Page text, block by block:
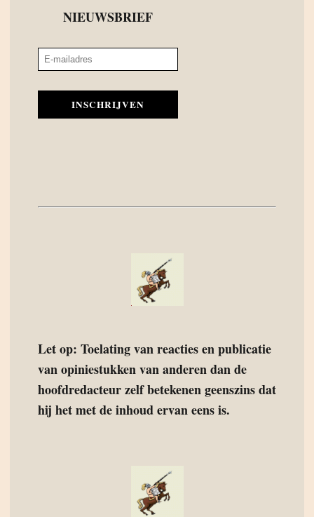
NIEUWSBRIEF
INSCHRIJVEN
Let op: Toelating van reacties en publicatie
van opiniestukken van anderen dan de
hoofdredacteur zelf betekenen geenszins dat
hij het met de inhoud ervan eens is.